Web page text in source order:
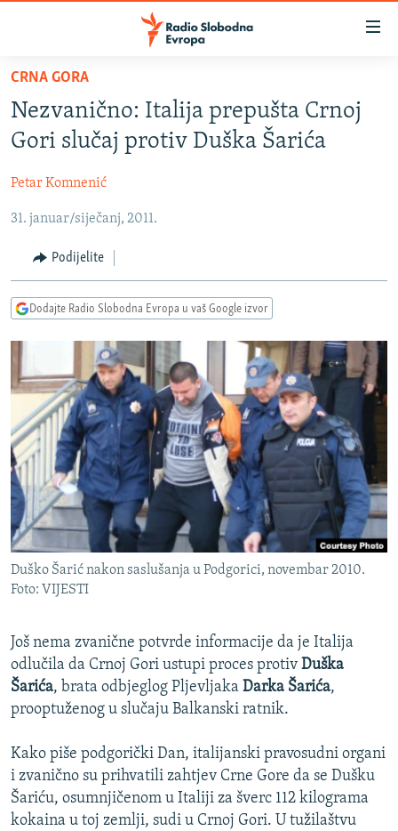
Pređite
glavni
sadržaj
na
navigaciju
Pređite
pretragu
BOSNA I HERCEGOVINA
KOSOVO
CRNA GORA
VIZUELNO
FOTOGALERIJE
INFOGRAFIKE
PODCASTI
RAT U UKRAJINI
KINA NA BALKANU
RSE PRIČE IZ SVIJETA
ISPRIČAJ MI
DNEVNO@RSE
SPECIJALI RSE
VIŠE OD NASLOVA
GENOCID U SREBRENICI
POPLAVE I KLIZIŠTA U BIH 2024.
POST SCRIPTUM
MOJA EVROPA
TRI DECENIJE OD RATA U BIH
NASTANAK I RASPAD JUGOSLAVIJE
PRATITE NAS
CRNA GORA
Nezvanično: Italija prepušta Crnoj
Gori slučaj protiv Duška Šarića
Petar Komnenić
31. januar/siječanj, 2011.
Podijelite
Dodajte Radio Slobodna Evropa u vaš Google izvor
Duško Šarić nakon saslušanja u Podgorici, novembar 2010.
Foto: VIJESTI
Još nema zvanične potvrde informacije da je Italija
odlučila da Crnoj Gori ustupi proces protiv Duška
Šarića, brata odbjeglog Pljevljaka Darka Šarića,
prooptuženog u slučaju Balkanski ratnik.
Kako piše podgorički Dan, italijanski pravosudni organi
i zvanično su prihvatili zahtjev Crne Gore da se Dušku
Šariću, osumnjičenom u Italiji za šverc 112 kilograma
kokaina u toj zemlji, sudi u Crnoj Gori. U tužilaštvu